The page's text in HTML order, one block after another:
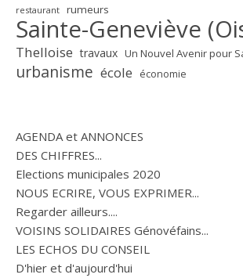
restaurant rumeurs
Sainte-Geneviève
Thelloise travaux Un Nouvel Avenir pour
urbanisme école économie
AGENDA et ANNONCES
DES CHIFFRES...
Elections municipales 2020
NOUS ECRIRE, VOUS EXPRIMER...
Regarder ailleurs....
VOISINS SOLIDAIRES Génovéfains...
LES ECHOS DU CONSEIL
D'hier et d'aujourd'hui